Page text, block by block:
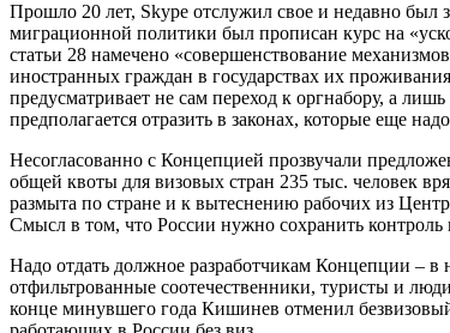
Прошло 20 лет, Skype отслужил свое и недавно был
миграционной политики был прописан курс на
статьи 28 намечено «совершенствование
иностранных граждан в государствах их
предусматривает не сам переход к оргнабору, а
предполагается отразить в законах, которые еще
Несогласованно с Концепцией прозвучали
общей квоты для визовых стран 235 тыс. человек
размыта по стране и к вытеснению рабочих из
Смысл в том, что России нужно сохранить
Надо отдать должное разработчикам Концепции –
отфильтрованные соотечественники, туристы и
конце минувшего года Кишинев отменил